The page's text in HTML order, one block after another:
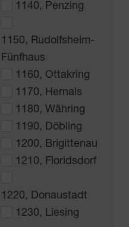
1140, Penzing
1150, Rudolfsheim-
Fünfhaus
1160, Ottakring
1170, Hernals
1180, Währing
1190, Döbling
1200, Brigittenau
1210, Floridsdorf
1220, Donaustadt
1230, Liesing